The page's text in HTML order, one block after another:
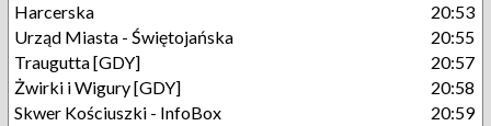
Harcerska
20:53
Urząd Miasta - Świętojańska
20:55
Traugutta [GDY]
20:57
Żwirki i Wigury [GDY]
20:58
Skwer Kościuszki - InfoBox
20:59